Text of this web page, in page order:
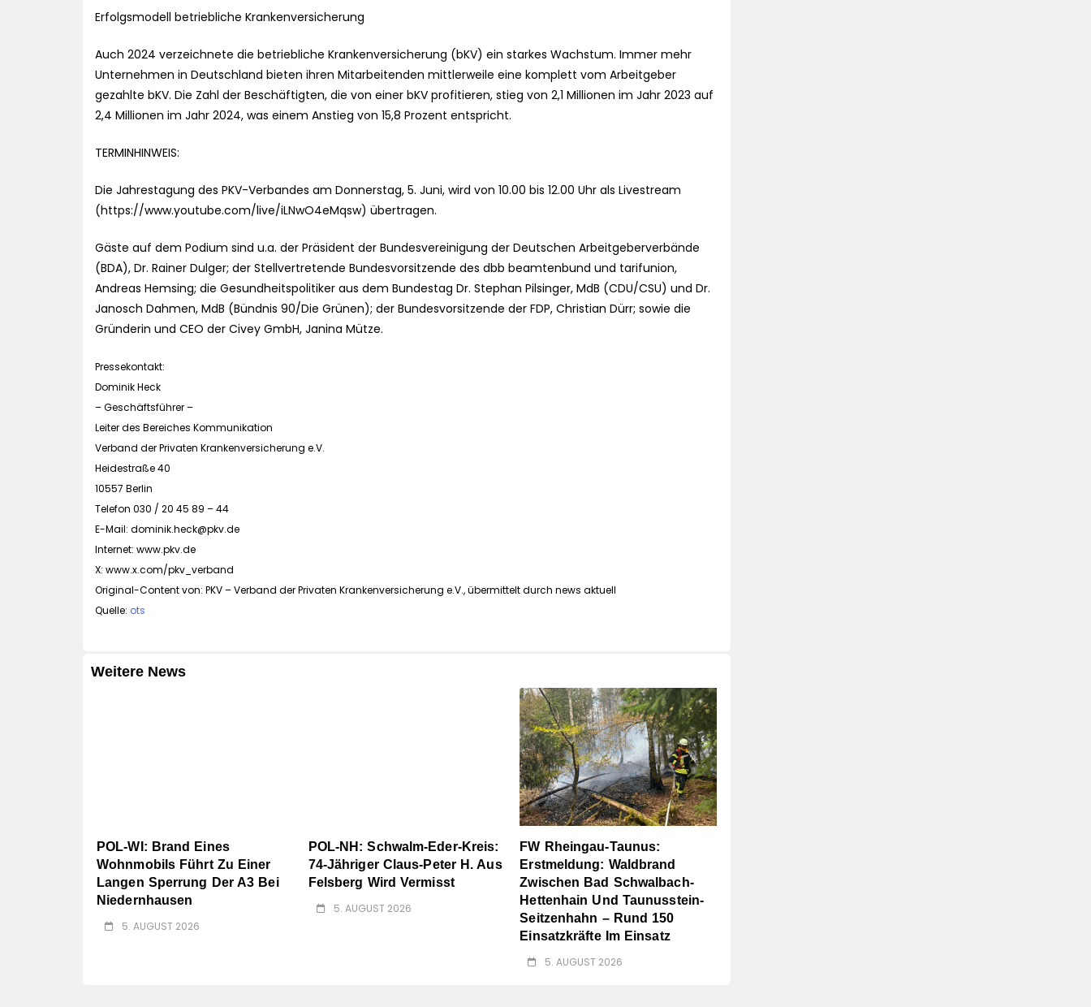
Erfolgsmodell betriebliche Krankenversicherung
Auch 2024 verzeichnete die betriebliche Krankenversicherung (bKV) ein starkes Wachstum. Immer mehr
Unternehmen in Deutschland bieten ihren Mitarbeitenden mittlerweile eine komplett vom Arbeitgeber
gezahlte bKV. Die Zahl der Beschäftigten, die von einer bKV profitieren, stieg von 2,1 Millionen im Jahr 2023 auf
2,4 Millionen im Jahr 2024, was einem Anstieg von 15,8 Prozent entspricht.
TERMINHINWEIS:
Die Jahrestagung des PKV-Verbandes am Donnerstag, 5. Juni, wird von 10.00 bis 12.00 Uhr als Livestream
(https://www.youtube.com/live/iLNwO4eMqsw) übertragen.
Gäste auf dem Podium sind u.a. der Präsident der Bundesvereinigung der Deutschen Arbeitgeberverbände
(BDA), Dr. Rainer Dulger; der Stellvertretende Bundesvorsitzende des dbb beamtenbund und tarifunion,
Andreas Hemsing; die Gesundheitspolitiker aus dem Bundestag Dr. Stephan Pilsinger, MdB (CDU/CSU) und Dr.
Janosch Dahmen, MdB (Bündnis 90/Die Grünen); der Bundesvorsitzende der FDP, Christian Dürr; sowie die
Gründerin und CEO der Civey GmbH, Janina Mütze.
Pressekontakt:
Dominik Heck
– Geschäftsführer –
Leiter des Bereiches Kommunikation
Verband der Privaten Krankenversicherung e.V.
Heidestraße 40
10557 Berlin
Telefon 030 / 20 45 89 – 44
E-Mail: dominik.heck@pkv.de
Internet: www.pkv.de
X: www.x.com/pkv_verband
Original-Content von: PKV – Verband der Privaten Krankenversicherung e.V., übermittelt durch news aktuell
Quelle: ots
Weitere News
POL-WI: Brand Eines
Wohnmobils Führt Zu Einer
Langen Sperrung Der A3 Bei
Niedernhausen
5. AUGUST 2026
POL-NH: Schwalm-Eder-Kreis:
74-Jähriger Claus-Peter H. Aus
Felsberg Wird Vermisst
5. AUGUST 2026
FW Rheingau-Taunus:
Erstmeldung: Waldbrand
Zwischen Bad Schwalbach-
Hettenhain Und Taunusstein-
Seitzenhahn – Rund 150
Einsatzkräfte Im Einsatz
5. AUGUST 2026